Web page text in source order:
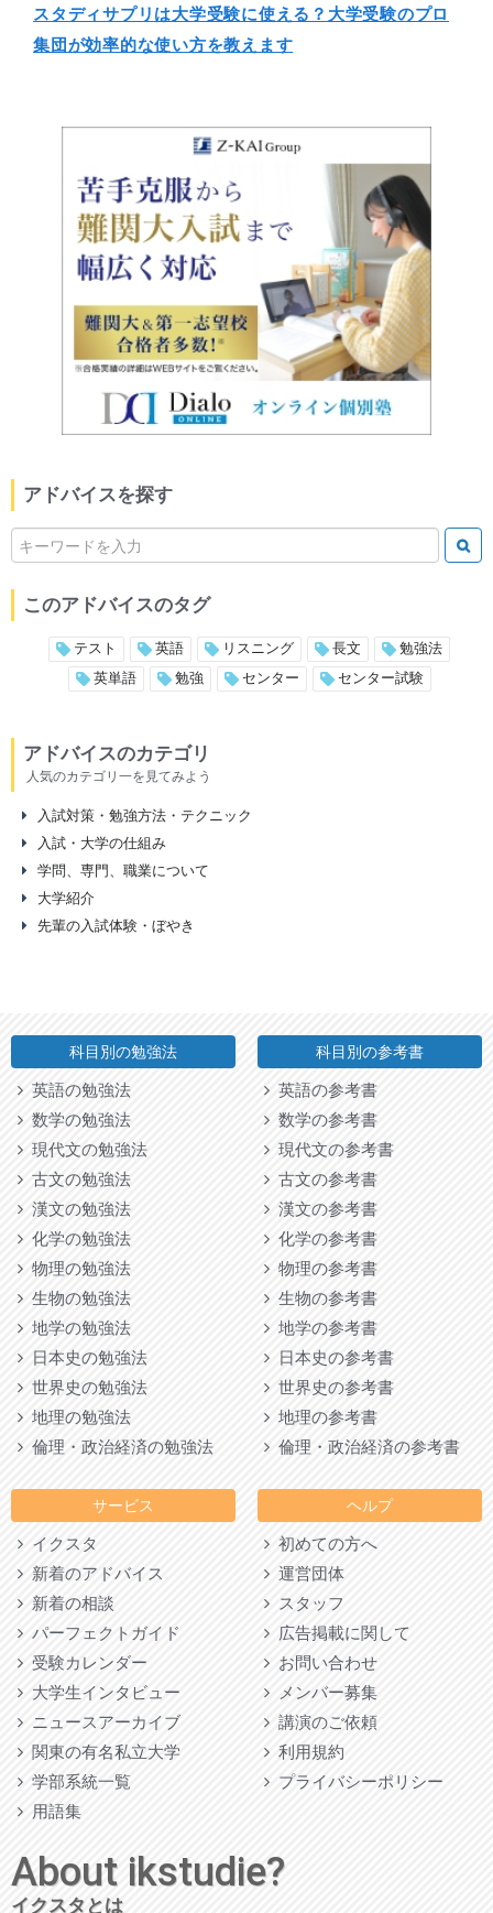
スタディサプリは大学受験に使える？大学受験のプロ
集団が効率的な使い方を教えます
アドバイスを探す
このアドバイスのタグ
テスト 英語 リスニング 長文
勉強法
英単語
勉強 センター センター試験
アドバイスのカテゴリ
人気のカテゴリ一を見てみよう
入試対策・勉強方法・テクニック
入試・大学の仕組み
学問、専門、職業について
大学紹介
先輩の入試体験・ぼやき
科目別の勉強法
英語の勉強法
数学の勉強法
現代文の勉強法
古文の勉強法
漢文の勉強法
化学の勉強法
物理の勉強法
生物の勉強法
地学の勉強法
日本史の勉強法
世界史の勉強法
地理の勉強法
倫理・政治経済の勉強法
サービス
イクスタ
新着のアドバイス
新着の相談
パーフェクトガイド
受験カレンダー
大学生インタビュー
ニュースアーカイブ
関東の有名私立大学
学部系統一覧
用語集
科目別の参考書
英語の参考書
数学の参考書
現代文の参考書
古文の参考書
漢文の参考書
化学の参考書
物理の参考書
生物の参考書
地学の参考書
日本史の参考書
世界史の参考書
地理の参考書
倫理・政治経済の参考書
ヘルプ
初めての方へ
運営団体
スタッフ
広告掲載に関して
お問い合わせ
メンバー募集
講演のご依頼
利用規約
プライバシーポリシー
About ikstudie?
イクスタとは